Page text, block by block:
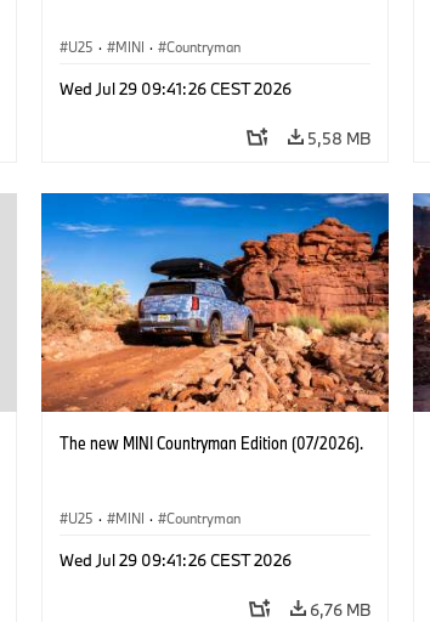
U25 · MINI · Countryman
Wed Jul 29 09:41:26 CEST 2026
5,58 MB
The new MINI Countryman Edition (07/2026).
U25 · MINI · Countryman
Wed Jul 29 09:41:26 CEST 2026
6,76 MB